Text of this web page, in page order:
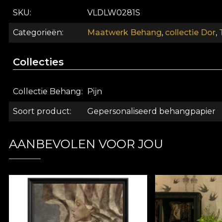
geschonken op een uitbundig feest. De Roemeen
behangen gemaakt van natuurlijke, ecologische en
aanbrengen van het behang. Op deze manier kunt
SKU VLDLW0281S
Categorieën Maatwerk Behang, collectie Dor,
Collecties
Collectie Behang Pijn
Soort product Gepersonaliseerd behangpapier
AANBEVOLEN VOOR JOU